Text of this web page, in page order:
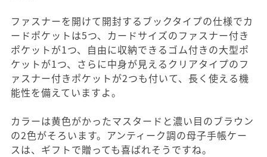
ファスナーを開けて開封するブックタイプの仕様でカ
ードポケットは5つ、カードサイズのファスナー付き
ポケットが1つ、自由に収納できるゴム付きの大型ポ
ケットが1つ、さらに中身が見えるクリアタイプのフ
ァスナー付きポケットが2つも付いて、長く使える機
能性を備えていますよ。
カラーは黄色がかったマスタードと濃い目のブラウン
の2色がそろいます。アンティーク調の母子手帳ケー
スは、ギフトで贈っても喜ばれそうですね。